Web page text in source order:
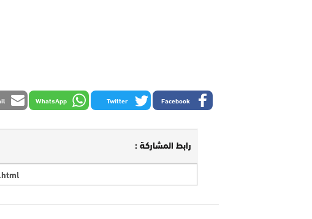
Facebook
Twitter
WhatsApp
رابط المشاركة :